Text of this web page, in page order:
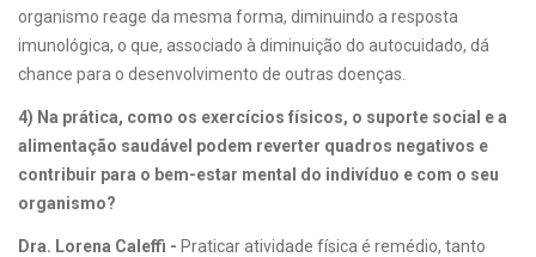
organismo reage da mesma forma, diminuindo a resposta
imunológica, o que, associado à diminuição do autocuidado, dá
chance para o desenvolvimento de outras doenças.
4) Na prática, como os exercícios físicos, o suporte social e a
alimentação saudável podem reverter quadros negativos e
contribuir para o bem-estar mental do indivíduo e com o seu
organismo?
Dra. Lorena Caleffi - Praticar atividade física é remédio, tanto